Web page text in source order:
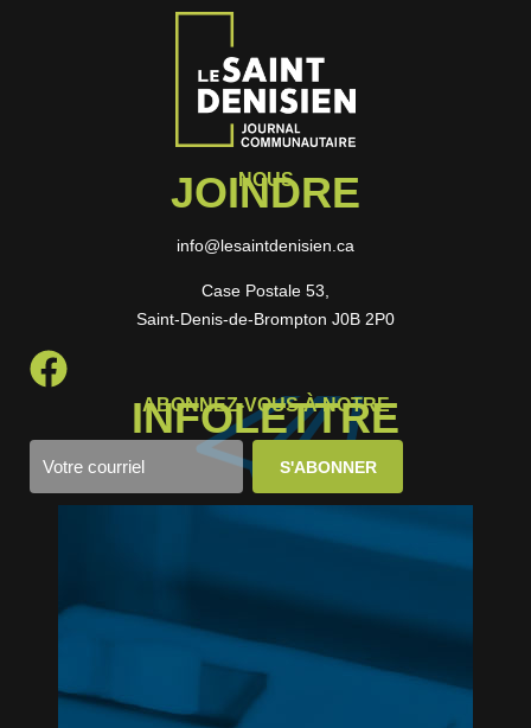
NOUS
JOINDRE
info@lesaintdenisien.ca
Case Postale 53,
Saint-Denis-de-Brompton J0B 2P0
ABONNEZ-VOUS À NOTRE
INFOLETTRE